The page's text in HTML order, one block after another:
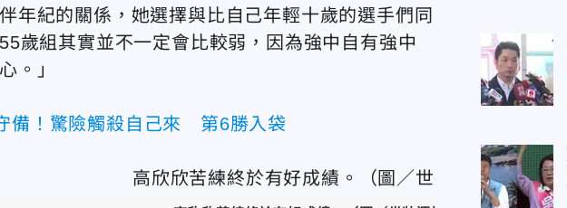
年紀的關係，她選擇與比自己年輕十歲的選手們同
歲組其實並不一定會比較弱，因為強中自有強中
。」
備！驚險觸殺自己來 第6勝入袋